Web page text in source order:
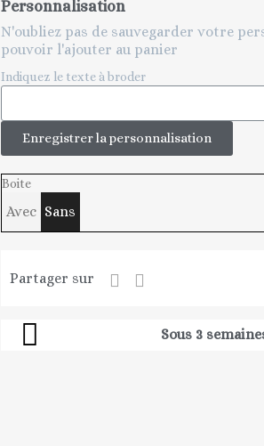
Personnalisation
N'oubliez pas de sauvegarder votre
pouvoir l'ajouter au panier
Indiquez le texte à broder
Enregistrer la personnalisation
Boite
Avec Sans
Partager sur
Sous 3